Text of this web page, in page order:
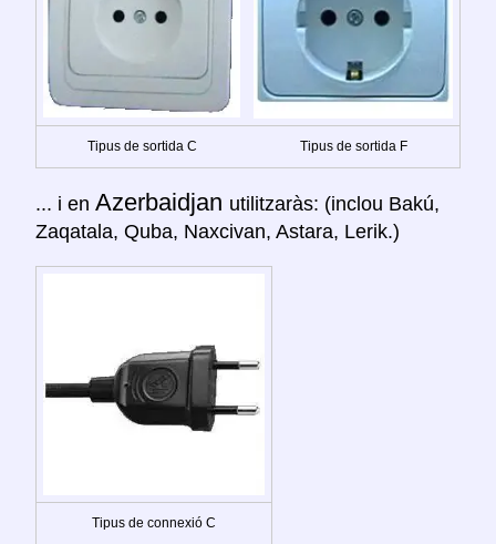
Tipus de sortida C Tipus de sortida F
... i en Azerbaidjan utilitzaràs: (inclou Bakú,
Zaqatala, Quba, Naxcivan, Astara, Lerik.)
Tipus de connexió C